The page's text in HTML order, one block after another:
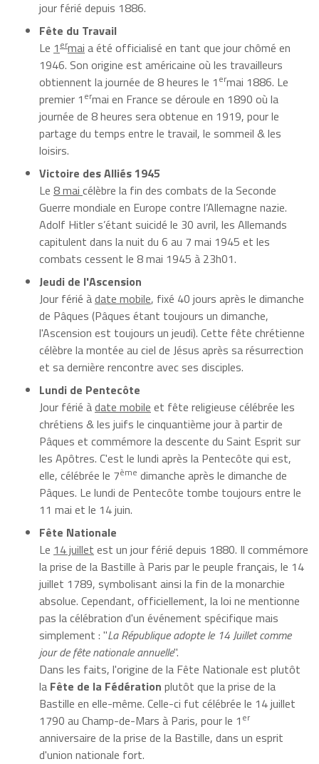
jour férié depuis 1886.
Fête du Travail
Le 1 ermai a été officialisé en tant que jour chômé en
1946. Son origine est américaine où les travailleurs
obtiennent la journée de 8 heures le 1 ermai 1886. Le
premier 1 ermai en France se déroule en 1890 où la
journée de 8 heures sera obtenue en 1919, pour le
partage du temps entre le travail, le sommeil & les
loisirs.
Victoire des Alliés 1945
Le 8 mai célèbre la fin des combats de la Seconde
Guerre mondiale en Europe contre l’Allemagne nazie.
Adolf Hitler s’étant suicidé le 30 avril, les Allemands
capitulent dans la nuit du 6 au 7 mai 1945 et les
combats cessent le 8 mai 1945 à 23h01.
Jeudi de l'Ascension
Jour férié àdate mobile, fixé 40 jours après le dimanche
de Pâques (Pâques étant toujours un dimanche,
l'Ascension est toujours un jeudi). Cette fête chrétienne
célèbre la montée au ciel de Jésus après sa résurrection
et sa dernière rencontre avec ses disciples.
Lundi de Pentecôte
Jour férié àdate mobile et fête religieuse célébrée les
chrétiens & les juifs le cinquantième jour à partir de
Pâques et commémore la descente du Saint Esprit sur
les Apôtres. C'est le lundi après la Pentecôte qui est,
elle, célébrée le 7ème dimanche après le dimanche de
Pâques. Le lundi de Pentecôte tombe toujours entre le
11 mai et le 14 juin.
Fête Nationale
Le 14 juillet est un jour férié depuis 1880. Il commémore
la prise de la Bastille à Paris par le peuple français, le 14
juillet 1789, symbolisant ainsi la fin de la monarchie
absolue. Cependant, officiellement, la loi ne mentionne
pas la célébration d'un événement spécifique mais
simplement : "La République adopte le 14 Juillet comme
jour de fête nationale annuelle".
Dans les faits, l'origine de la Fête Nationale est plutôt
la Fête de la Fédération plutôt que la prise de la
Bastille en elle-même. Celle-ci fut célébrée le 14 juillet
1790 au Champ-de-Mars à Paris, pour le 1 er
anniversaire de la prise de la Bastille, dans un esprit
d'union nationale fort.